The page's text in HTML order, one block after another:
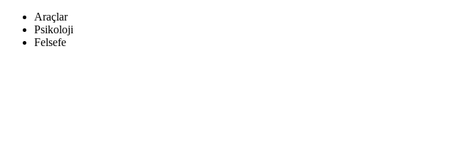
Araçlar
Psikoloji
Felsefe